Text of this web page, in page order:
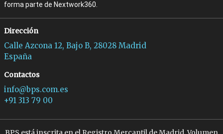
forma parte de Nextwork360.
Dirección
Calle Azcona 12, Bajo B, 28028 Madrid
España
Contactos
info@bps.com.es
+91 313 79 00